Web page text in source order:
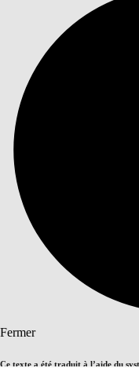
Fermer
Ce texte a été traduit à l’aide du
Table des matières
TABLE DES MATIÈRES